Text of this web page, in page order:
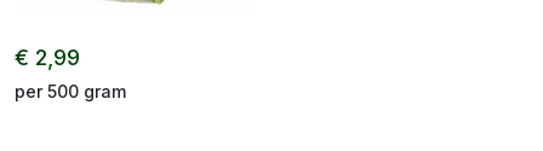
€ 2,99
per 500 gram